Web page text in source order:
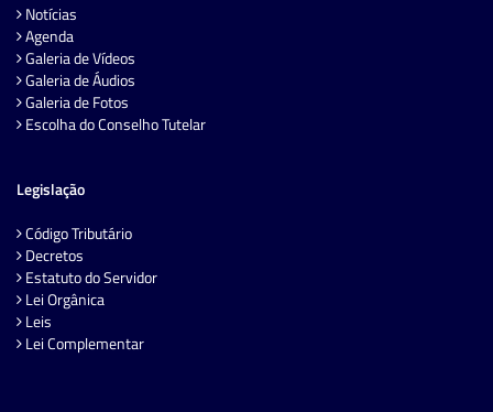
Notícias
Agenda
Galeria de Vídeos
Galeria de Áudios
Galeria de Fotos
Escolha do Conselho Tutelar
Legislação
Código Tributário
Decretos
Estatuto do Servidor
Lei Orgânica
Leis
Lei Complementar